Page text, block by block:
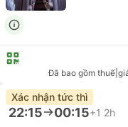
Đã bao gồm thuế
Xác nhận tức thì
22:15 00:15+1 2h